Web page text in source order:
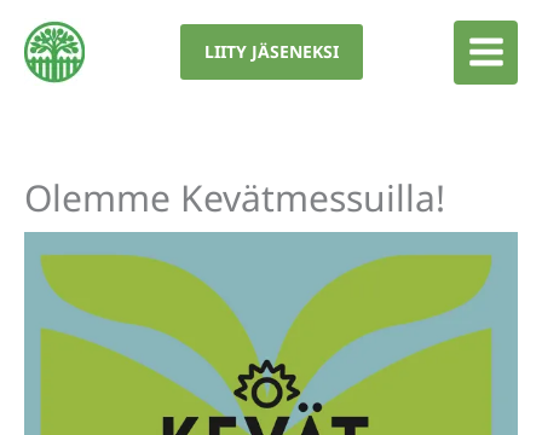
sisältöön
LIITY JÄSENEKSI
Olemme Kevätmessuilla!